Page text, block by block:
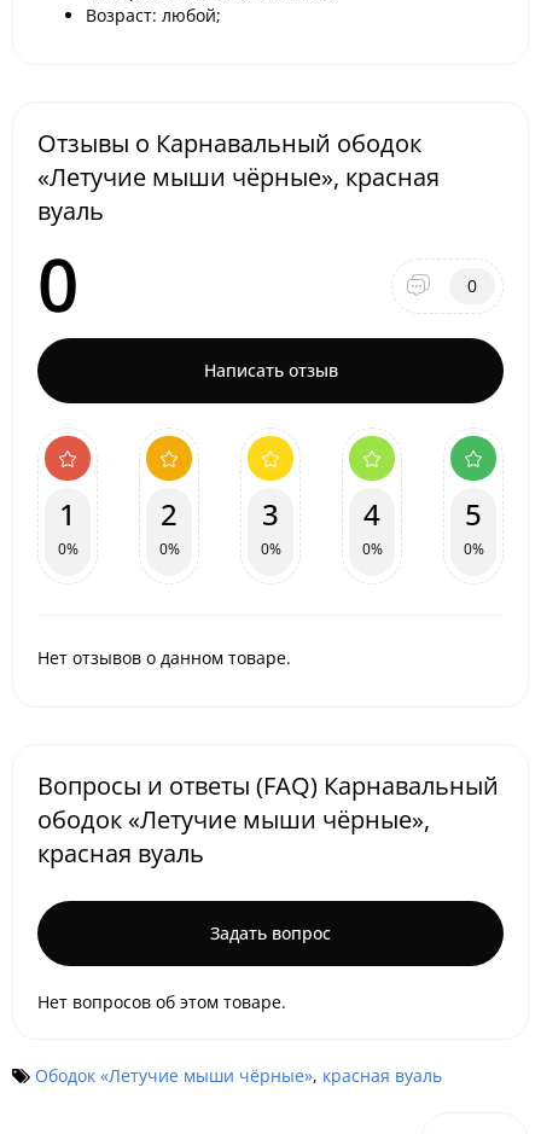
Возраст: любой;
Отзывы о Карнавальный ободок
«Летучие мыши чёрные», красная
вуаль
0 0
Написать отзыв
1
0%
2
0%
3
0%
4
0%
5
0%
Нет отзывов о данном товаре.
Вопросы и ответы (FAQ) Карнавальный
ободок «Летучие мыши чёрные»,
красная вуаль
Задать вопрос
Нет вопросов об этом товаре.
Ободок «Летучие мыши чёрные», красная вуаль